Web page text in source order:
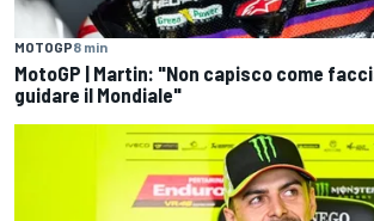
MOTOGP8 min
MotoGP | Martin: "Non capisco come
guidare il Mondiale"